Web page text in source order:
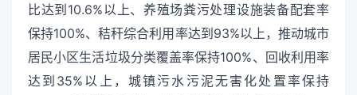
比达到10.6%以上、养殖场粪污处理设施装备配套率
保持100%、秸秆综合利用率达到93%以上，推动城市
居民小区生活垃圾分类覆盖率保持100%、回收利用率
达到35%以上，城镇污水污泥无害化处置率保持